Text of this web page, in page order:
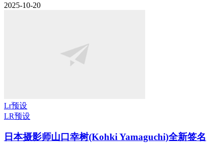
2025-10-20
Lr预设
LR预设
日本摄影师山口幸树(Kohki Yamaguchi)全新签名